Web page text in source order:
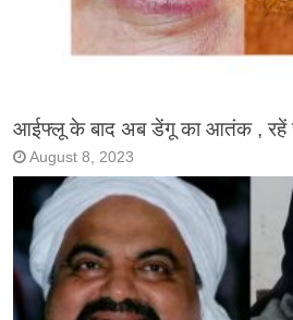
आईफ्लू के बाद अब डेंगू का आतंक , रहें
August 8, 2023